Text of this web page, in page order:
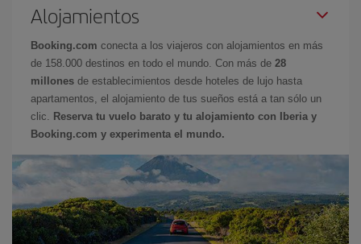
Alojamientos
Booking.com conecta a los viajeros con alojamientos en más
de 158.000 destinos en todo el mundo. Con más de 28
millones de establecimientos desde hoteles de lujo hasta
apartamentos, el alojamiento de tus sueños está a tan sólo un
clic.
Reserva tu vuelo barato y tu alojamiento con Iberia y
Booking.com y experimenta el mundo.